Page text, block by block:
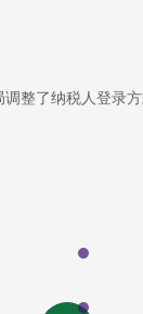
整了纳税人登录